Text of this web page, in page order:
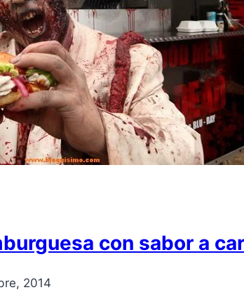
con sabor a
2014